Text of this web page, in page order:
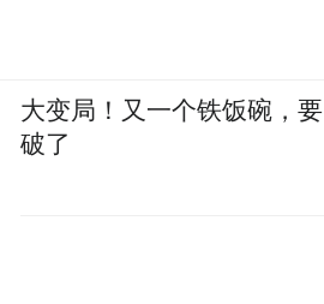
大变局！又一个铁饭碗，要
破了